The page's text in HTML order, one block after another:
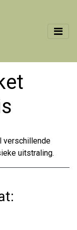
verschillende
uitstraling.